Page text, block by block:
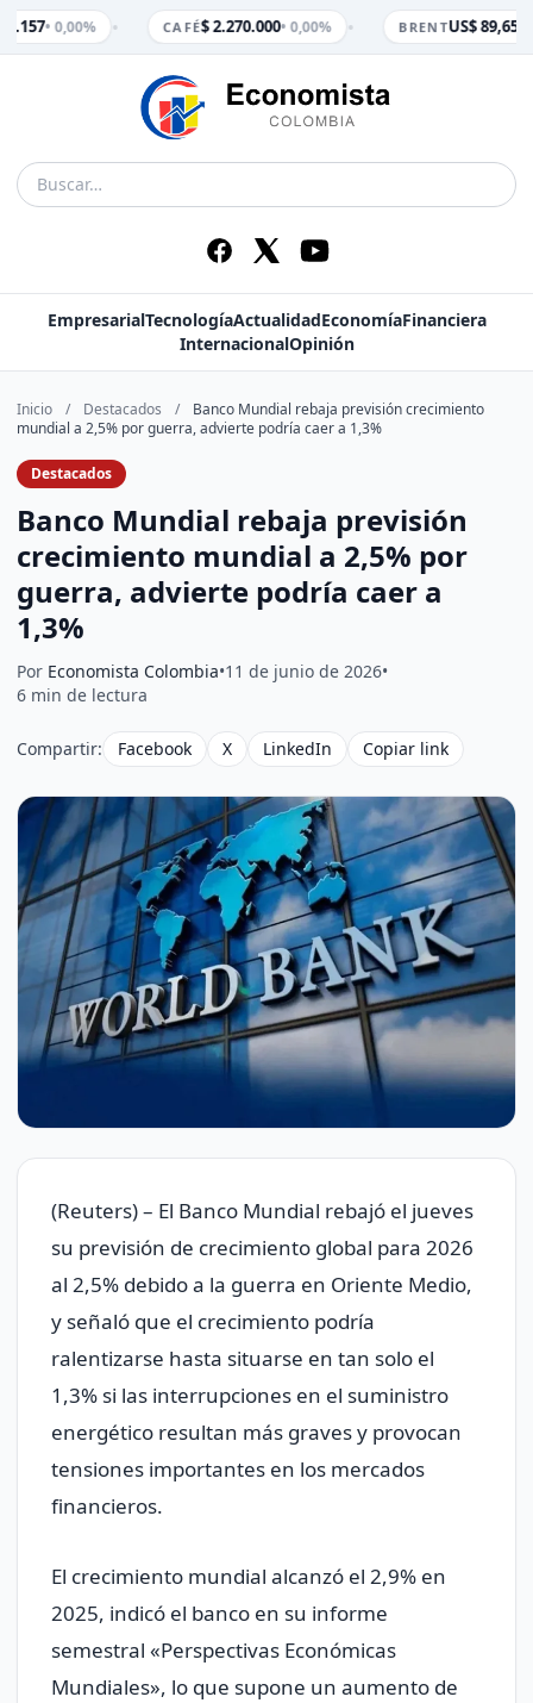
• 0,00% CAFÉ$ 2.270.000• 0,00% BRENT US$ 89,65•
EmpresarialTecnologíaActualidadEconomíaFinanciera
InternacionalOpinión
Inicio / Destacados /
Banco Mundial rebaja previsión crecimiento
mundial a 2,5% por guerra, advierte podría caer a 1,3%
Destacados
Banco Mundial rebaja previsión
crecimiento mundial a 2,5% por
guerra, advierte podría caer a
1,3%
Por Economista Colombia•11 de junio de 2026•
6 min de lectura
Compartir: Facebook X LinkedIn Copiar link
(Reuters) – El Banco Mundial rebajó el jueves
su previsión de crecimiento global para 2026
al 2,5% debido a la guerra en Oriente Medio,
y señaló que el crecimiento podría
ralentizarse hasta situarse en tan solo el
1,3% si las interrupciones en el suministro
energético resultan más graves y provocan
tensiones importantes en los mercados
financieros.
El crecimiento mundial alcanzó el 2,9% en
2025, indicó ‌el banco en su informe
semestral «Perspectivas Económicas
Mundiales», lo que supone un aumento de